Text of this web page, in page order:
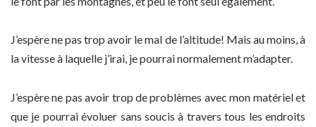
J’espère ne pas trop avoir le mal de l’altitude! Mais au moins, à
la vitesse à laquelle j’irai, je pourrai normalement m’adapter.
J’espère ne pas avoir trop de problèmes avec mon matériel et
que je pourrai évoluer sans soucis à travers tous les endroits